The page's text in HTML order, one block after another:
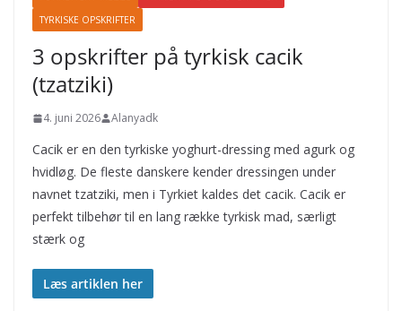
TYRKISKE OPSKRIFTER
3 opskrifter på tyrkisk cacik
(tzatziki)
4. juni 2026 Alanyadk
Cacik er en den tyrkiske yoghurt-dressing med agurk og
hvidløg. De fleste danskere kender dressingen under
navnet tzatziki, men i Tyrkiet kaldes det cacik. Cacik er
perfekt tilbehør til en lang række tyrkisk mad, særligt
stærk og
Læs artiklen her